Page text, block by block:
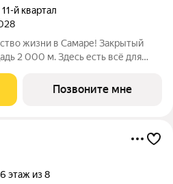
11-й квартал
жизни в Самаре! Закрытый
для
озеленение Безопасность на
Позвоните мне
6 этаж из 8